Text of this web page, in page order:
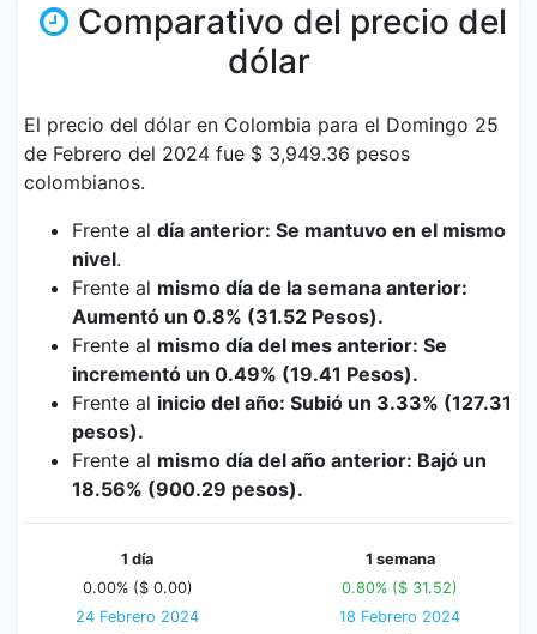
Comparativo del precio del
dólar
El precio del dólar en Colombia para el Domingo 25
de Febrero del 2024 fue $ 3,949.36 pesos
colombianos.
Frente al día anterior: Se mantuvo en el mismo
nivel.
Frente al mismo día de la semana anterior:
Aumentó un 0.8% (31.52 Pesos).
Frente al mismo día del mes anterior: Se
incrementó un 0.49% (19.41 Pesos).
Frente al inicio del año: Subió un 3.33% (127.31
pesos).
Frente al mismo día del año anterior: Bajó un
18.56% (900.29 pesos).
1 día
0.00% ($ 0.00)
24 Febrero 2024
1 semana
0.80% ($ 31.52)
18 Febrero 2024